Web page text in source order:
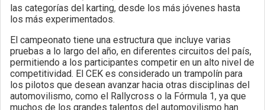
las categorías del karting, desde los más jóvenes hasta
los más experimentados.
El campeonato tiene una estructura que incluye varias
pruebas a lo largo del año, en diferentes circuitos del país,
permitiendo a los participantes competir en un alto nivel de
competitividad. El CEK es considerado un trampolín para
los pilotos que desean avanzar hacia otras disciplinas del
automovilismo, como el Rallycross o la Fórmula 1, ya que
muchos de los grandes talentos del automovilismo han